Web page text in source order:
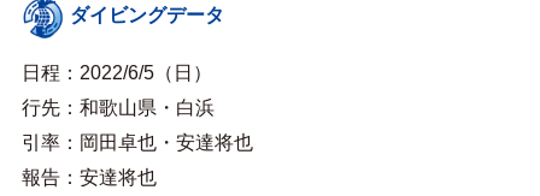
ダイビングデータ
日程：2022/6/5（日）
行先：和歌山県・白浜
引率：岡田卓也・安達将也
報告：安達将也